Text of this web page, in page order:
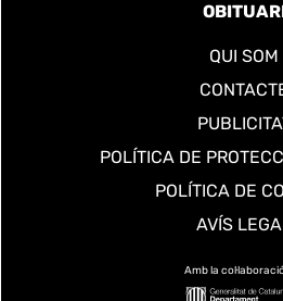
QUI SOM
POLÍTICA DE
POLÍTICA DE
AVÍS
Amb la